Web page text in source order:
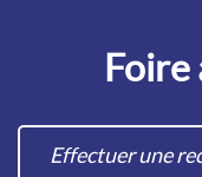
Foire